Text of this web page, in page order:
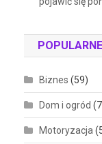
Biznes (59)
Dom i ogród
Motoryzacja